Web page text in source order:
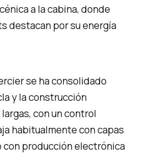
a la cabina, donde
destacan por su energía
se ha consolidado
y la construcción
con un control
habitualmente con capas
producción electrónica